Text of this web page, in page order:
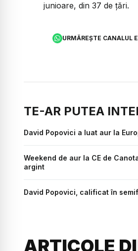
junioare, din 37 de ţări.
URMĂREȘTE CANALUL
TE-AR PUTEA
David Popovici a luat aur la
Weekend de aur la CE de
argint
David Popovici, calificat în
ARTICOLE